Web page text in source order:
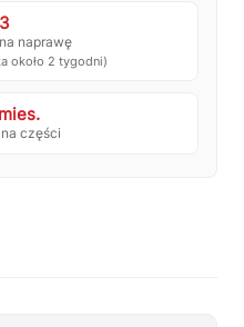
naprawę
około 2 tygodni)
części
📦 Reklamacja towaru